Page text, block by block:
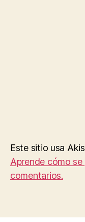
Este sitio usa
Aprende cómo
comentarios.